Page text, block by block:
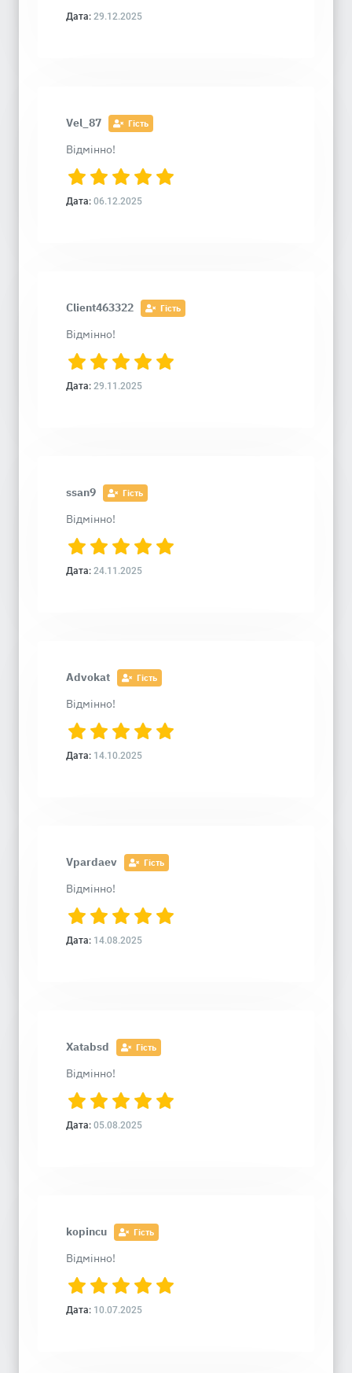
Дата: 29.12.2025
Vel_87 Гість
Відмінно!
Дата: 06.12.2025
Client463322 Гість
Відмінно!
Дата: 29.11.2025
ssan9 Гість
Відмінно!
Дата: 24.11.2025
Advokat Гість
Відмінно!
Дата: 14.10.2025
Vpardaev Гість
Відмінно!
Дата: 14.08.2025
Xatabsd Гість
Відмінно!
Дата: 05.08.2025
kopincu Гість
Відмінно!
Дата: 10.07.2025